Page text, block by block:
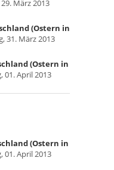
März 2013
(Ostern in
31. März 2013
(Ostern in
01. April 2013
(Ostern in
01. April 2013